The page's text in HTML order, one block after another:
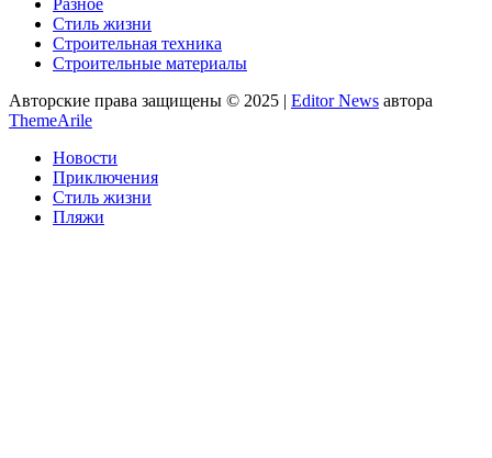
Разное
Стиль жизни
Строительная техника
Строительные материалы
Авторские права защищены © 2025
Editor News автора
ThemeArile
Новости
Приключения
Стиль жизни
Пляжи